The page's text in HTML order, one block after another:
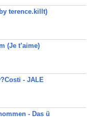
terence.killt)
(Je t’aime)
- JALE
- Das ü